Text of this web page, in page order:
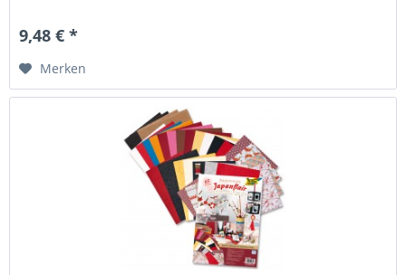
9,48 € *
Merken